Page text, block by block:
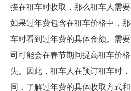
接在租车时收取，那么租车人需要
如果过年费包含在租车价格中，
车时看到过年费的具体金额。需
司可能会在春节期间提高租车价
失。因此，租车人在预订租车时
同，了解过年费的具体收取方式和